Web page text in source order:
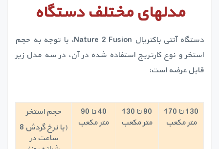
مدلهای مختلف دستگاه
دستگاه آنتی باکتریال Nature 2 Fusion، با توجه به حجم
استخر و نوع کارتریج استفاده شده در آن، در سه مدل زیر
قابل عرضه است:
حجم استخر
(با نرخ گردش 8
ساعت در
40 تا 90
متر مکعب
90 تا 130
متر مکعب
130 تا 170
متر مکعب